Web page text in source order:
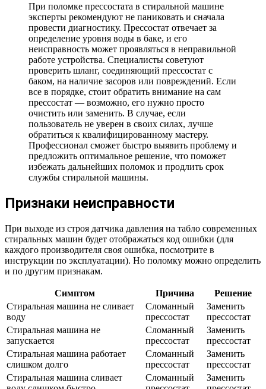
При поломке прессостата в стиральной машине
эксперты рекомендуют не паниковать и сначала
провести диагностику. Прессостат отвечает за
определение уровня воды в баке, и его
неисправность может проявляться в неправильной
работе устройства. Специалисты советуют
проверить шланг, соединяющий прессостат с
баком, на наличие засоров или повреждений. Если
все в порядке, стоит обратить внимание на сам
прессостат — возможно, его нужно просто
очистить или заменить. В случае, если
пользователь не уверен в своих силах, лучше
обратиться к квалифицированному мастеру.
Профессионал сможет быстро выявить проблему и
предложить оптимальное решение, что поможет
избежать дальнейших поломок и продлить срок
службы стиральной машины.
Признаки неисправности
При выходе из строя датчика давления на табло современных
стиральных машин будет отображаться код ошибки (для
каждого производителя своя ошибка, посмотрите в
инструкции по эксплуатации). Но поломку можно определить
и по другим признакам.
Симптом Причина
Решение
Стиральная машина не сливает
воду
Сломанный
прессостат
Заменить
прессостат
Стиральная машина не
запускается
Сломанный
прессостат
Заменить
прессостат
Стиральная машина работает
слишком долго
Сломанный
прессостат
Заменить
прессостат
Стиральная машина сливает
Сломанный
Заменить